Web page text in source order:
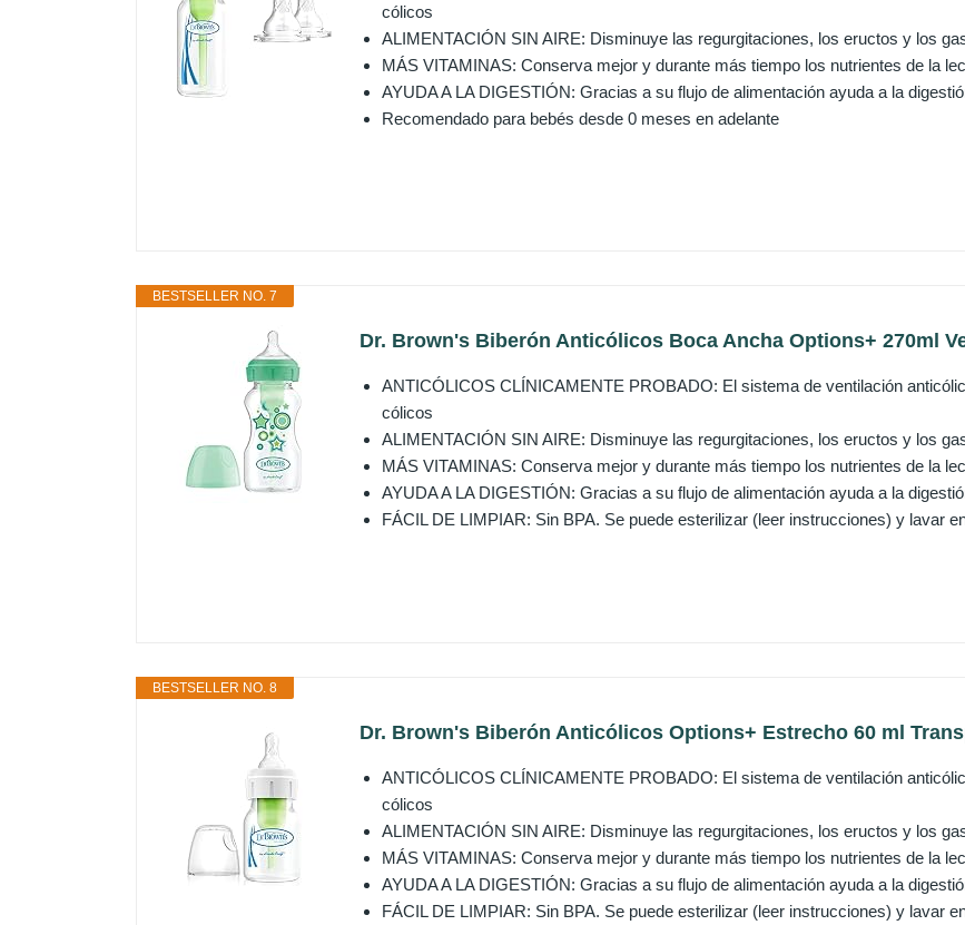
cólicos
ALIMENTACIÓN SIN AIRE: Disminuye las regurgitaciones, los eructos y los
MÁS VITAMINAS: Conserva mejor y durante más tiempo los nutrientes de la
AYUDA A LA DIGESTIÓN: Gracias a su flujo de alimentación ayuda a la
Recomendado para bebés desde 0 meses en adelante
BESTSELLER NO. 7
Dr. Brown's Biberón Anticólicos Boca Ancha Options+ 270ml
ANTICÓLICOS CLÍNICAMENTE PROBADO: El sistema de ventilación
cólicos
ALIMENTACIÓN SIN AIRE: Disminuye las regurgitaciones, los eructos y los
MÁS VITAMINAS: Conserva mejor y durante más tiempo los nutrientes de la
AYUDA A LA DIGESTIÓN: Gracias a su flujo de alimentación ayuda a la
FÁCIL DE LIMPIAR: Sin BPA. Se puede esterilizar (leer instrucciones) y lavar
BESTSELLER NO. 8
Dr. Brown's Biberón Anticólicos Options+ Estrecho 60 ml
ANTICÓLICOS CLÍNICAMENTE PROBADO: El sistema de ventilación
cólicos
ALIMENTACIÓN SIN AIRE: Disminuye las regurgitaciones, los eructos y los
MÁS VITAMINAS: Conserva mejor y durante más tiempo los nutrientes de la
AYUDA A LA DIGESTIÓN: Gracias a su flujo de alimentación ayuda a la
FÁCIL DE LIMPIAR: Sin BPA. Se puede esterilizar (leer instrucciones) y lavar